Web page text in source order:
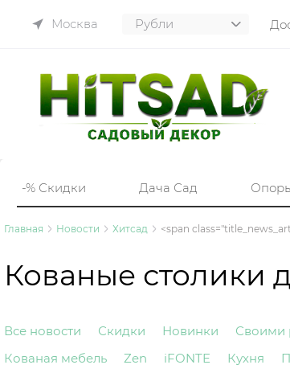
Москва
-% Скидки Дача Сад
Главная Новости Хитсад <span
Кованые столики
Все новости Скидки Новинки Своими
Кованая мебель
Zen iFONTE Кухня